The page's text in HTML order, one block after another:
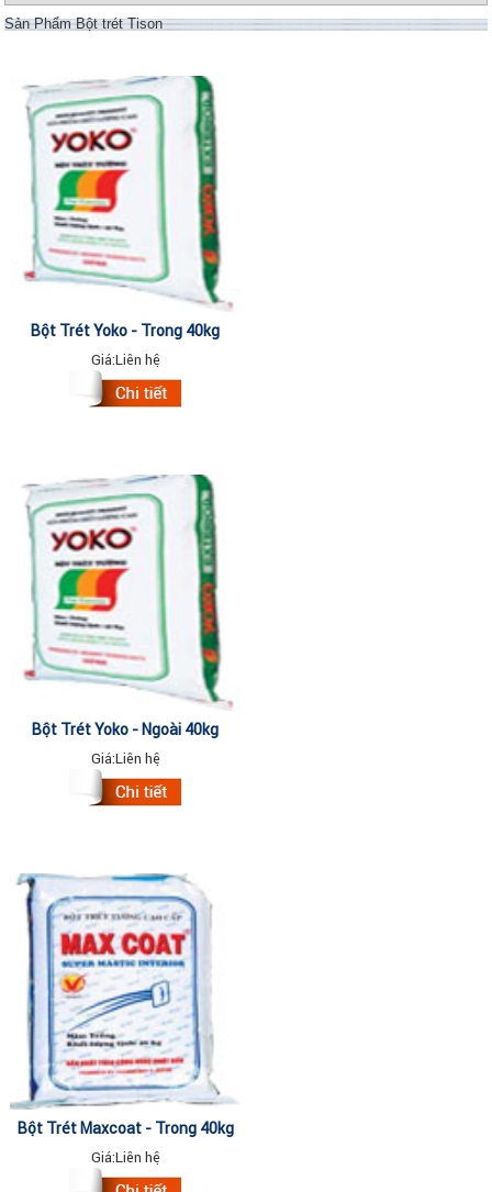
Sản Phẩm Bột trét Tison
Bột Trét Yoko - Trong 40kg
Giá:Liên hệ
Bột Trét Yoko - Ngoài 40kg
Giá:Liên hệ
Bột Trét Maxcoat - Trong 40kg
Giá:Liên hệ